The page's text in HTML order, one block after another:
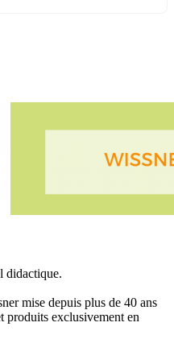
didactique.
mise depuis plus de 40 ans
produits exclusivement en